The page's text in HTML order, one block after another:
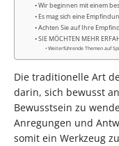
Wir beginnen mit einem
Es mag sich eine
Achten Sie auf Ihre
SIE MÖCHTEN MEHR
Weiterführende Themen auf
Die traditionelle Art
darin, sich bewusst
Bewusstsein zu
Anregungen und
somit ein Werkzeug